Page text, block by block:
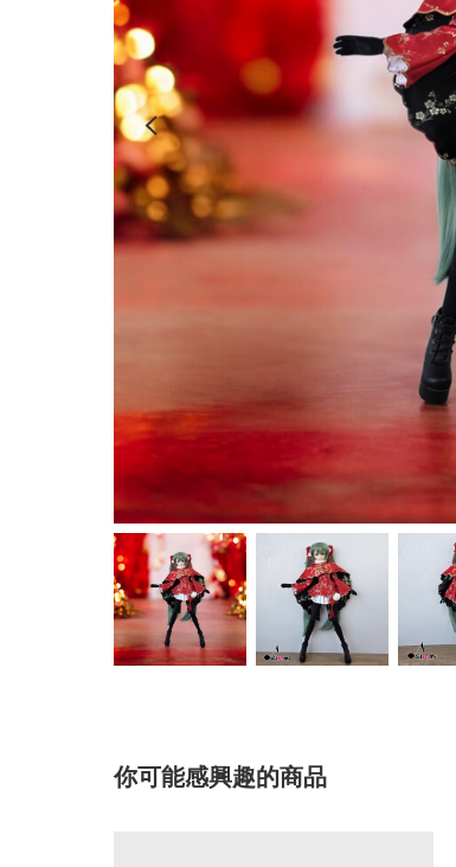
你可能感興趣的商品